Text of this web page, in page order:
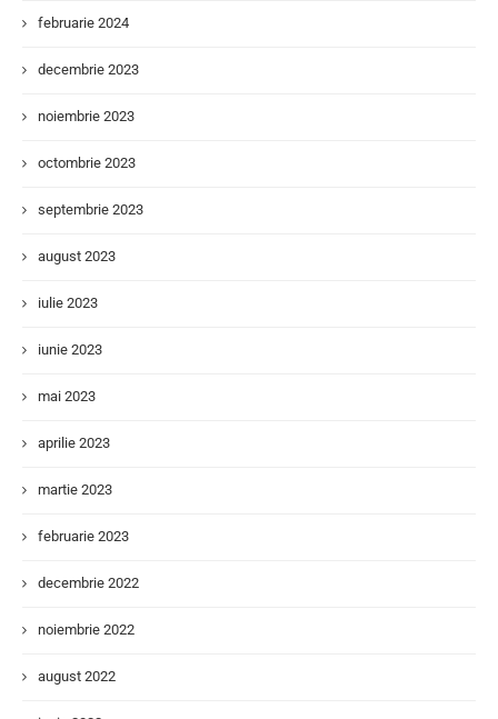
februarie 2024
decembrie 2023
noiembrie 2023
octombrie 2023
septembrie 2023
august 2023
iulie 2023
iunie 2023
mai 2023
aprilie 2023
martie 2023
februarie 2023
decembrie 2022
noiembrie 2022
august 2022